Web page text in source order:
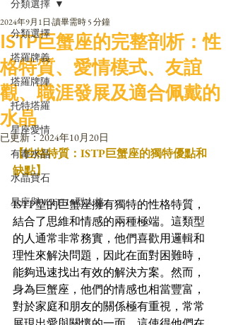
分類選擇
塔羅牌義
塔羅牌陣
托特塔羅
星座愛情
有毒水晶
水晶寶石
星座與MBTI16型人格
分類選擇
ISTP巨蟹座的完整剖析：性
格特質、愛情模式、友誼
觀、職涯發展及適合佩戴的
水晶
2024年9月1日 讀畢需時 5 分鐘
已更新：2024年10月20日
【性格特質：ISTP巨蟹座的獨特優點和
缺點】
ISTP型的巨蟹座擁有獨特的性格特質，
結合了思維和情感的兩種極端。這類型
的人通常非常務實，他們喜歡用邏輯和
理性來解決問題，因此在面對困難時，
能夠迅速找出有效的解決方案。然而，
身為巨蟹座，他們的情感也相當豐富，
對於家庭和朋友的關係極有重視，常常